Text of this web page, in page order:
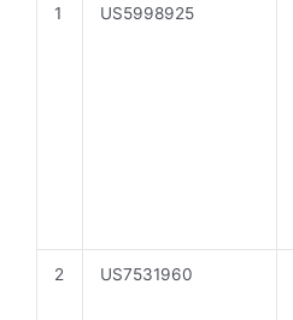
1 US5998925
2 US7531960